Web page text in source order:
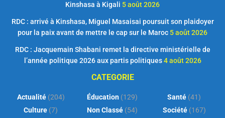
Kinshasa à Kigali 5 août 2026
RDC : arrivé à Kinshasa, Miguel Masaisai poursuit son plaidoyer
pour la paix avant de mettre le cap sur le Maroc 5 août 2026
RDC : Jacquemain Shabani remet la directive ministérielle de
l’année politique 2026 aux partis politiques 4 août 2026
CATEGORIE
Actualité(204)
Culture (7)
Éducation (129)
Non Classé (54)
Santé (41)
Société(167)